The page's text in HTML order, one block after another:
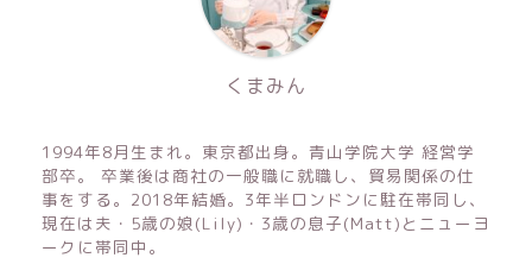
くまみん
1994年8月生まれ。東京都出身。青山学院大学 経営学
部卒。 卒業後は商社の一般職に就職し、貿易関係の仕
事をする。2018年結婚。3年半ロンドンに駐在帯同し、
現在は夫・5歳の娘(Lily)・3歳の息子(Matt)とニューヨ
ークに帯同中。